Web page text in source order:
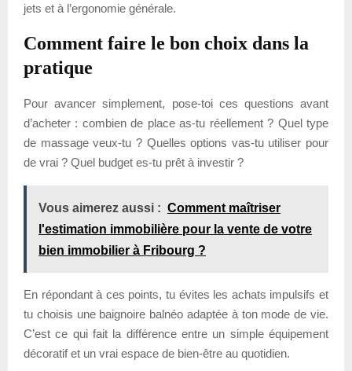
jets et à l’ergonomie générale.
Comment faire le bon choix dans la
pratique
Pour avancer simplement, pose-toi ces questions avant
d’acheter : combien de place as-tu réellement ? Quel type
de massage veux-tu ? Quelles options vas-tu utiliser pour
de vrai ? Quel budget es-tu prêt à investir ?
Vous aimerez aussi : Comment maîtriser
l'estimation immobilière pour la vente de votre
bien immobilier à Fribourg ?
En répondant à ces points, tu évites les achats impulsifs et
tu choisis une baignoire balnéo adaptée à ton mode de vie.
C’est ce qui fait la différence entre un simple équipement
décoratif et un vrai espace de bien-être au quotidien.